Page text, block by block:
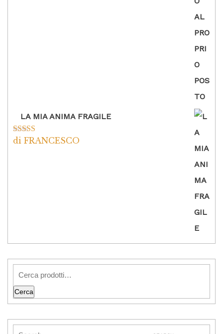
LA MIA ANIMA FRAGILE
Valutato5su
di FRANCESCO
Cerca